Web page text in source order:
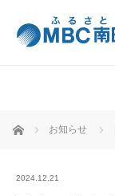
ホーム お知らせ
2024.12.21